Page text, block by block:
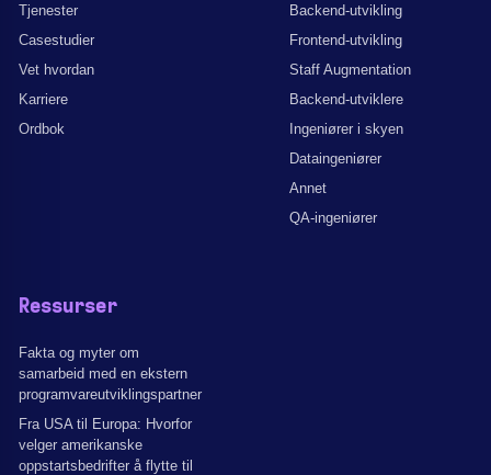
Tjenester
Casestudier
Vet hvordan
Karriere
Ordbok
Backend-utvikling
Frontend-utvikling
Staff Augmentation
Backend-utviklere
Ingeniører i skyen
Dataingeniører
Annet
QA-ingeniører
Ressurser
Fakta og myter om
samarbeid med en ekstern
programvareutviklingspartner
Fra USA til Europa: Hvorfor
velger amerikanske
oppstartsbedrifter å flytte til